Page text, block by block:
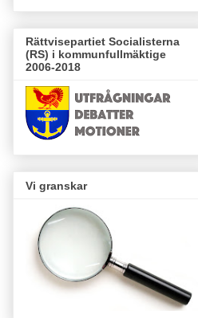
Rättvisepartiet Socialisterna
(RS) i kommunfullmäktige
2006-2018
Vi granskar